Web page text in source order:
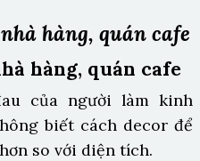
hàng, quán cafe
hàng, quán cafe
của người làm kinh
biết cách decor để
so với diện tích.